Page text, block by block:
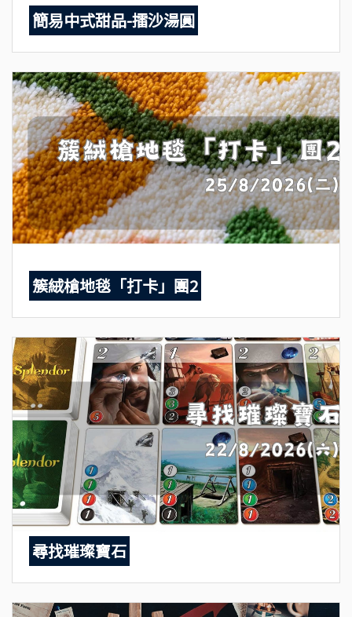
簡易中式甜品-擂沙湯圓
簇絨槍地毯「打卡」團2
尋找璀璨寶石